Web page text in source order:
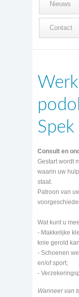
Nieuws
Contact
Spek
Consult en
Gestart wordt
waarin uw
staat.
Patroon van
Wat kunt u
- Makkelijke
knie gerold
- Schoenen
en/of sport;
-
Wanneer van